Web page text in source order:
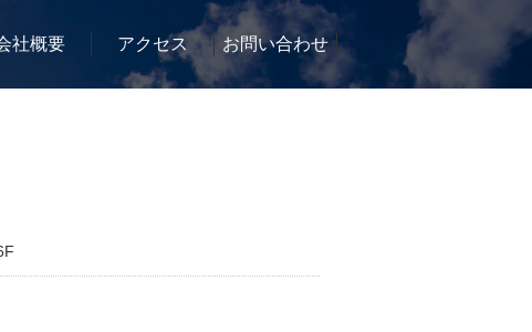
社概要 アクセス お問い合わせ